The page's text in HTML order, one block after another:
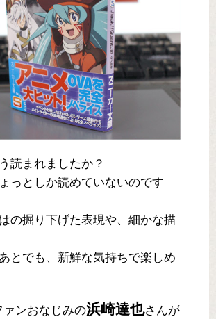
読まれましたか？
っとしか読めていないのです
の掘り下げた表現や、細かな描
とでも、新鮮な気持ちで楽しめ
ァンおなじみの浜崎達也さんが